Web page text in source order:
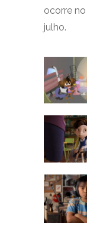
ocorre
julho.